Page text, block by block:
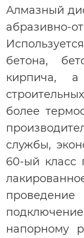
Алмазный
бетона,
кирпича,
более
службы,
60-ый класс
напорному